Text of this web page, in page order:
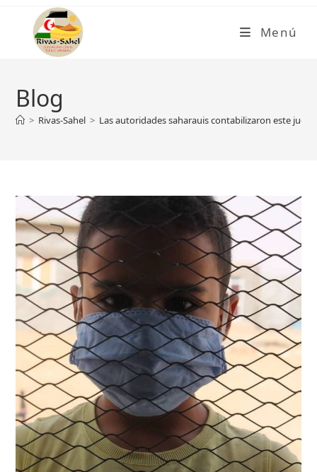
contenido
Menú
Blog
> Rivas-Sahel > Las autoridades saharauis contabilizaron este